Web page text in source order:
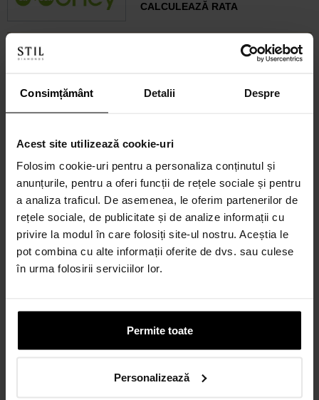
Consimțământ Detalii Despre
Acest site utilizează cookie-uri
Folosim cookie-uri pentru a personaliza conținutul și
anunțurile, pentru a oferi funcții de rețele sociale și pentru
a analiza traficul. De asemenea, le oferim partenerilor de
rețele sociale, de publicitate și de analize informații cu
privire la modul în care folosiți site-ul nostru. Aceștia le
pot combina cu alte informații oferite de dvs. sau culese
în urma folosirii serviciilor lor.
Permite toate
Personalizează
CALCULEAZĂ RATA
Credit 100% Online prin UniCredit
CALCULEAZĂ RATA
CALCULEAZĂ RATA
CARD AVANTAJ
Până la 24 de rate fără dobândă.
Obține un card
Discută cu un consultant